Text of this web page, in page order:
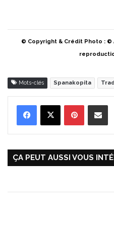
© Copyright & Crédit Photo : ©
Mots-clés Spanakopita
ÇA PEUT AUSSI VOUS